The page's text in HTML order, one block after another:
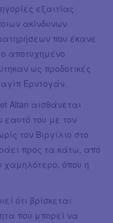
εξαιτίας
ακίνδυνων
που έκανε
αποτυχημένο
ως προδοτικές
Ερντογάν.
Altan αισθάνεται
εαυτό του με τον
τον Βιργίλιο στο
προς τα κάτω, από
χαμηλότερο, όπου η
ότι βρίσκεται
που μπορεί να